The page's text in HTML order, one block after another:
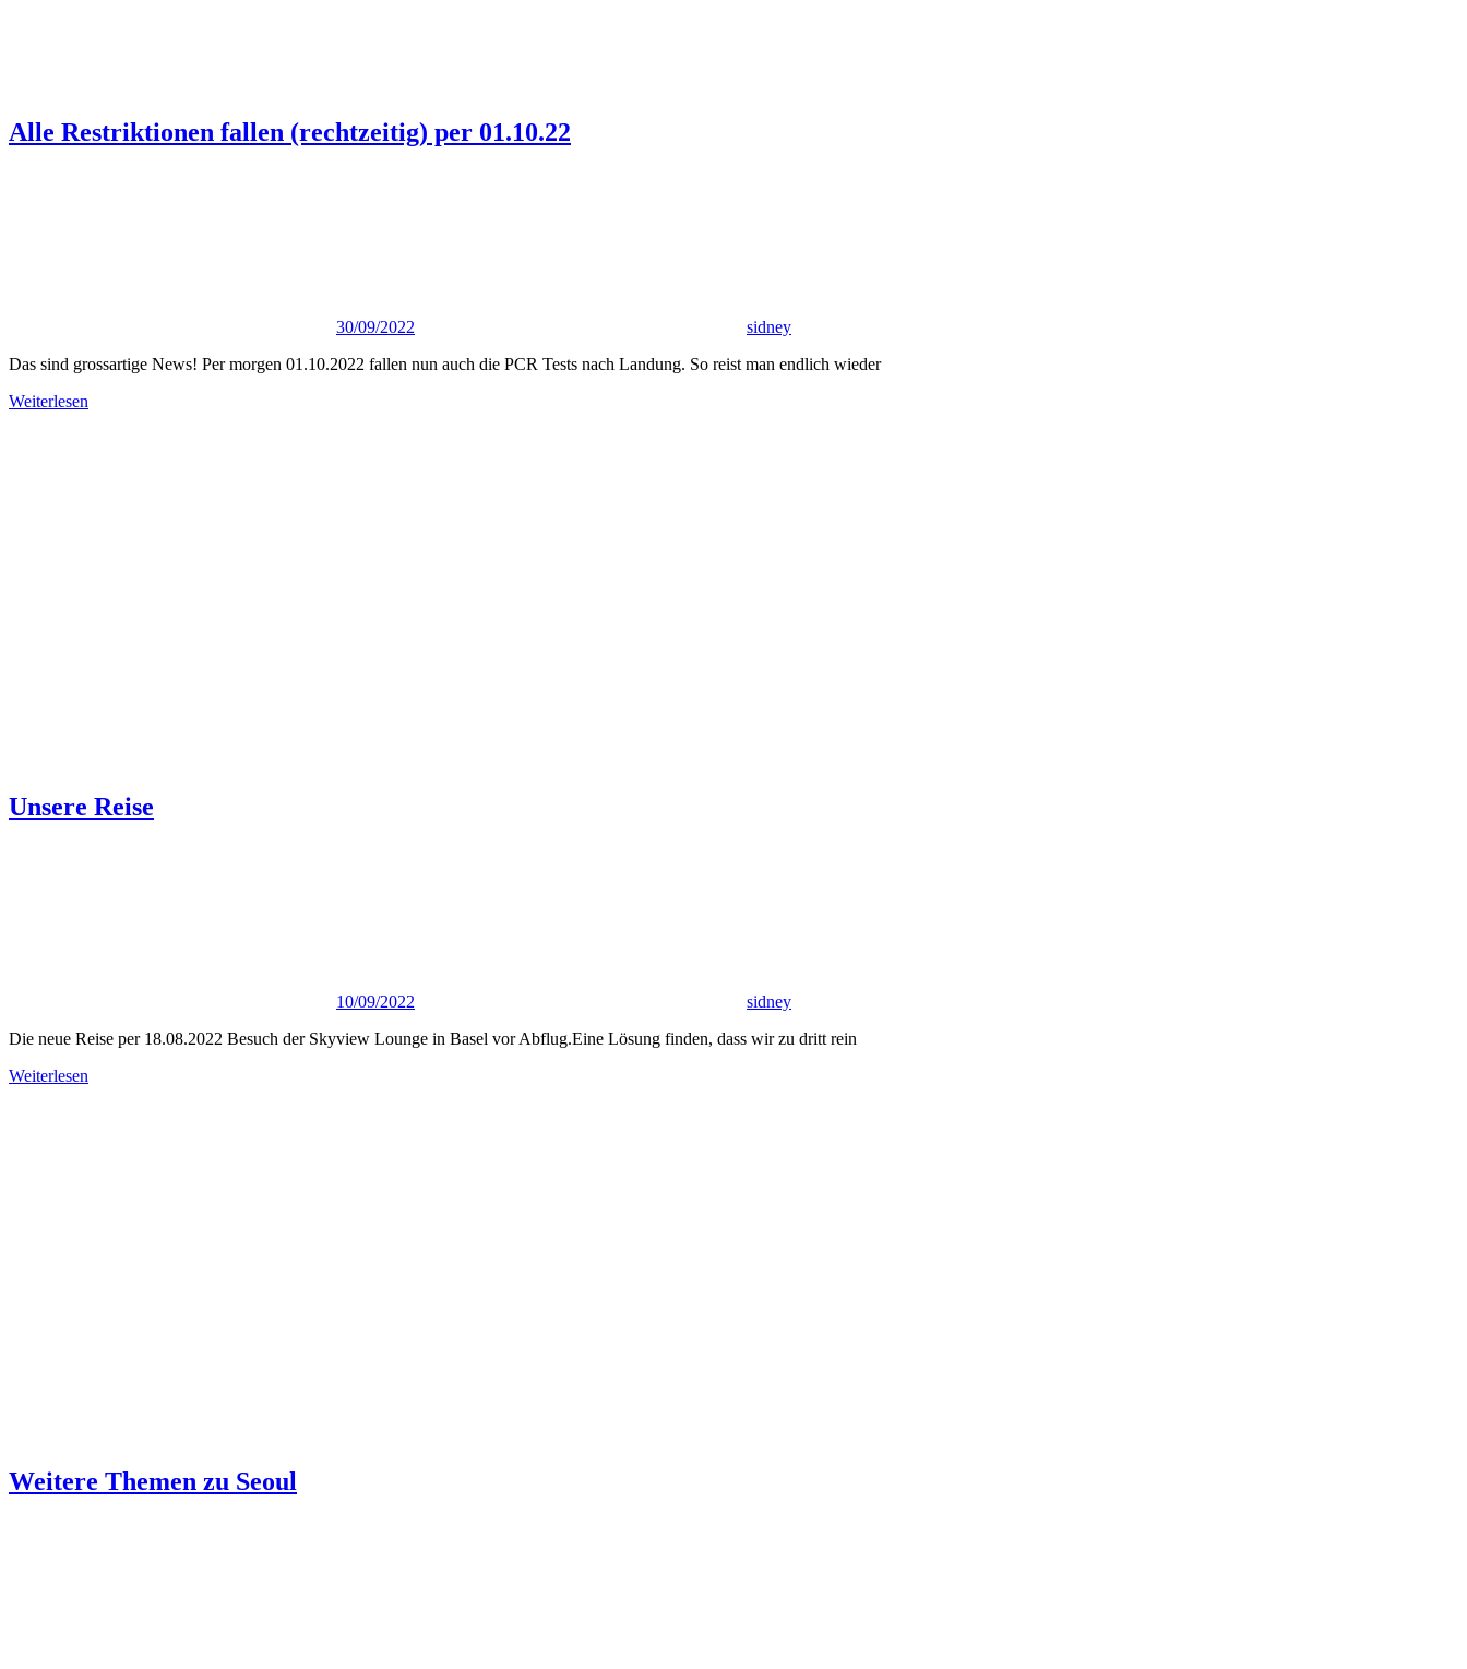
Alle Restriktionen fallen (rechtzeitig) per 01.10.22
30/09/2022
sidney
Das sind grossartige News! Per morgen 01.10.2022 fallen nun auch die PCR Tests nach Landung. So reist man endlich wieder
Weiterlesen
Unsere Reise
10/09/2022
sidney
Die neue Reise per 18.08.2022 Besuch der Skyview Lounge in Basel vor Abflug.Eine Lösung finden, dass wir zu dritt rein
Weiterlesen
Weitere Themen zu Seoul